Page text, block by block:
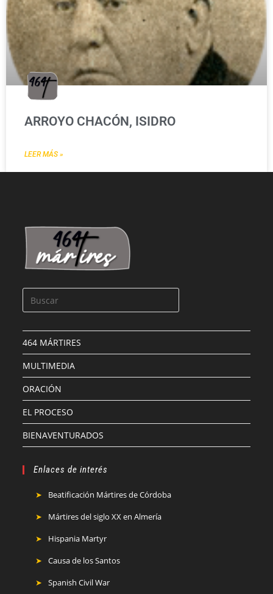
ARROYO CHACÓN, ISIDRO
LEER MÁS »
464 MÁRTIRES
MULTIMEDIA
ORACIÓN
EL PROCESO
BIENAVENTURADOS
Enlaces de interés
Beatificación Mártires de Córdoba
Mártires del siglo XX en Almería
Hispania Martyr
Causa de los Santos
Spanish Civil War